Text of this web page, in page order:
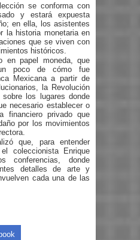
se conforma con
y estará expuesta
en ella, los asistentes
la historia monetaria en
que se viven con
históricos.
en papel moneda, que
poco de cómo fue
Mexicana a partir de
la Revolución
los lugares donde
necesario establecer o
financiero privado que
por los movimientos
que, para entender
coleccionista Enrique
conferencias, donde
detalles de arte y
cada una de las